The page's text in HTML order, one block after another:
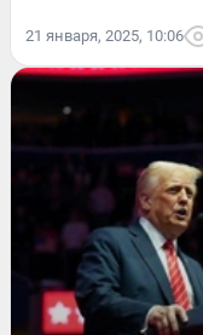
21 января, 2025, 10:06